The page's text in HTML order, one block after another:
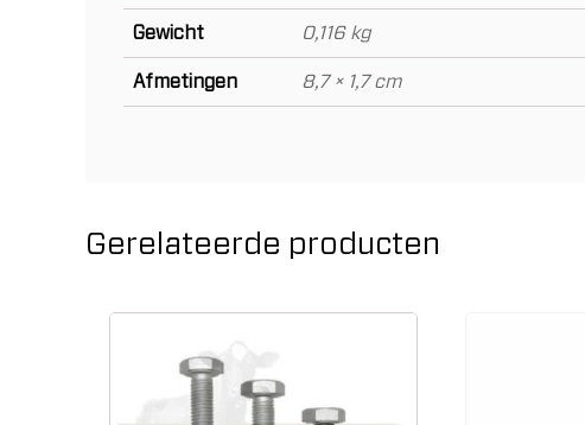
Gewicht 0,116 kg
Afmetingen 8,7 × 1,7 cm
Gerelateerde producten